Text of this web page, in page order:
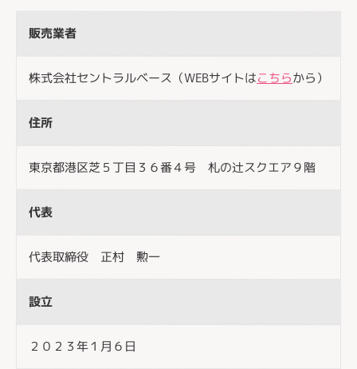
販売業者
株式会社セントラルベース（WEBサイトはこちらから）
住所
東京都港区芝５丁目３６番４号 札の辻スクエア９階
代表
代表取締役 正村 勲一
設立
２０２３年１月６日